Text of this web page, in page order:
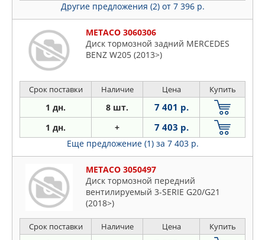
Другие предложения (2) от 7 396 р.
METACO 3060306
Диск тормозной задний MERCEDES
BENZ W205 (2013>)
Срок поставки Наличие Цена Купить
1 дн. 8 шт. 7 401 р.
1 дн. + 7 403 р.
Еще предложение (1) за 7 403 р.
METACO 3050497
Диск тормозной передний
вентилируемый 3-SERIE G20/G21
(2018>)
Срок поставки Наличие Цена Купить